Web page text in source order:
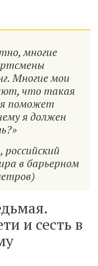
многие
Многие мои
что такая
поможет
я должен
российский
в барьерном
и сесть в